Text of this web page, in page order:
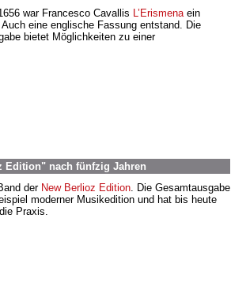
war Francesco Cavallis L’Erismenaein
eine englische Fassung entstand. Die
bietet Möglichkeiten zu einer
Edition" nach fünfzig Jahren
der New Berlioz Edition. Die Gesamtausgabe
moderner Musikedition und hat bis heute
Praxis.